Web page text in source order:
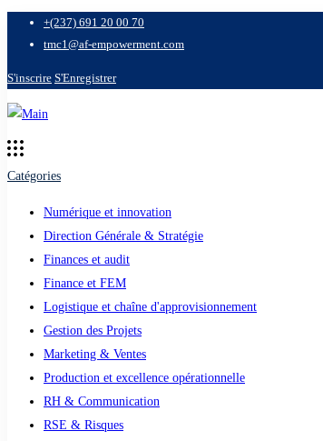
+(237) 691 20 00 70
tmc1@af-empowerment.com
S'inscrire S'Enregistrer
Catégories
Numérique et innovation
Direction Générale & Stratégie
Finances et audit
Finance et FEM
Logistique et chaîne d'approvisionnement
Gestion des Projets
Marketing & Ventes
Production et excellence opérationnelle
RH & Communication
RSE & Risques